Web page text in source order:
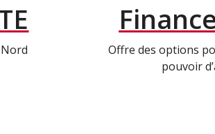
Offre des options
pouvoir